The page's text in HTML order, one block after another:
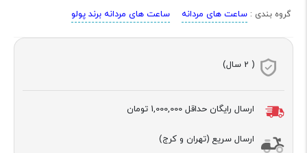
گروه بندی : ساعت های مردانه ساعت های مردانه برند پولو
( 2 سال)
ارسال رایگان حداقل 1,000,000 تومان
ارسال سریع (تهران و کرج)